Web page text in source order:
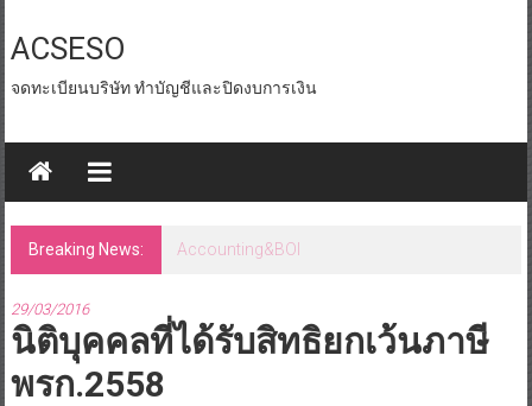
content
ACSESO
จดทะเบียนบริษัท ทำบัญชีและปิดงบการเงิน
Breaking News: id tax หน่วยงานราชการ
29/03/2016
นิติบุคคลที่ได้รับสิทธิยกเว้นภาษี
พรก.2558